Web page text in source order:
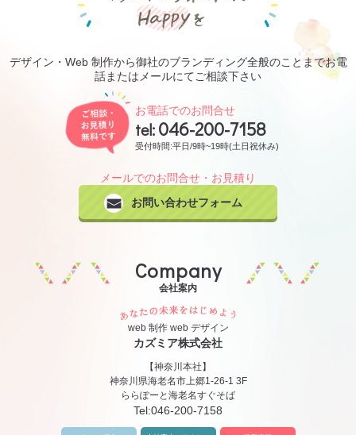
デザイン・Web 制作から御社のブランディング全般のことまでお電
話またはメールにてご相談下さい
お電話でのお問合せ
tel:046-200-7158
受付時間:平日/9時~19時(土日祝休み)
メールでのお問合せ・お見積り
お問い合わせフォーム
Company
会社案内
web 制作 web デザイン
カズミア株式会社
【神奈川本社】
神奈川県海老名市上郷1-26-1 3F
ららぽーと海老名すぐそば
Tel:046-200-7158